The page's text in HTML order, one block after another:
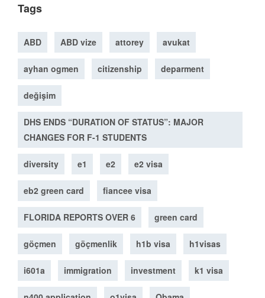
Tags
ABD ABD vize attorey avukat
ayhan ogmen citizenship deparment
değişim
DHS ENDS “DURATION OF STATUS”: MAJOR
CHANGES FOR F-1 STUDENTS
diversity e1 e2 e2 visa
eb2 green card fiancee visa
FLORIDA REPORTS OVER 6 green card
göçmen göçmenlik h1b visa h1visas
i601a immigration investment k1 visa